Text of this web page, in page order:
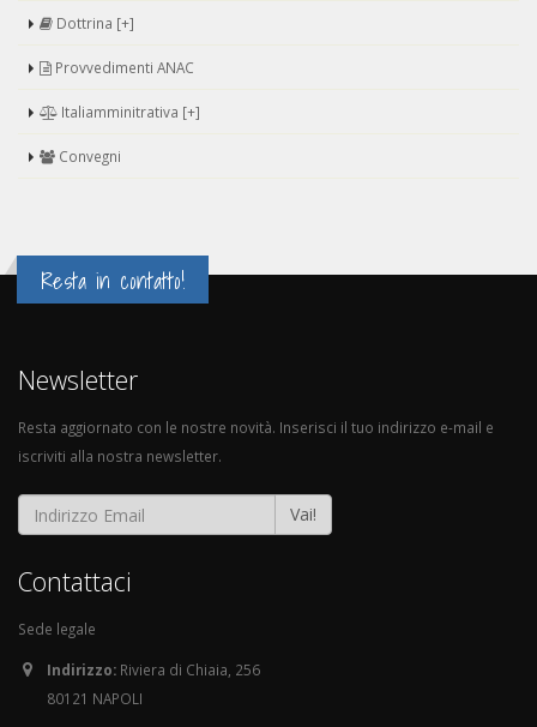
Dottrina [+]
Provvedimenti ANAC
Italiamminitrativa [+]
Convegni
Resta in contatto!
Newsletter
Resta aggiornato con le nostre novità. Inserisci il tuo indirizzo e-mail e
iscriviti alla nostra newsletter.
Vai!
Contattaci
Sede legale
Indirizzo: Riviera di Chiaia, 256
80121 NAPOLI